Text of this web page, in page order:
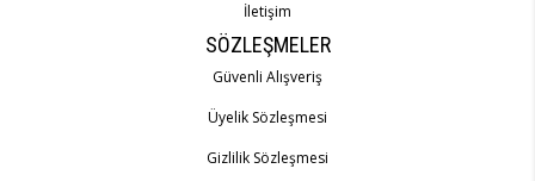
İletişim
SÖZLEŞMELER
Güvenli Alışveriş
Üyelik Sözleşmesi
Gizlilik Sözleşmesi